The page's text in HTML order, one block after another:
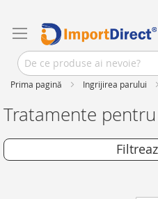
Prima pagină Ingrijirea parului
Tratamente